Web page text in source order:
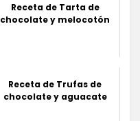
Receta de Tarta de
chocolate y melocotón
Receta de Trufas de
chocolate y aguacate